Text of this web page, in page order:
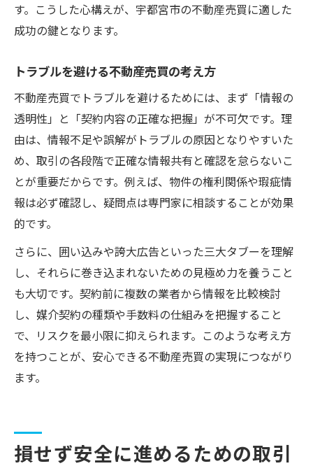
す。こうした心構えが、宇都宮市の不動産売買に適した
成功の鍵となります。
トラブルを避ける不動産売買の考え方
不動産売買でトラブルを避けるためには、まず「情報の
透明性」と「契約内容の正確な把握」が不可欠です。理
由は、情報不足や誤解がトラブルの原因となりやすいた
め、取引の各段階で正確な情報共有と確認を怠らないこ
とが重要だからです。例えば、物件の権利関係や瑕疵情
報は必ず確認し、疑問点は専門家に相談することが効果
的です。
さらに、囲い込みや誇大広告といった三大タブーを理解
し、それらに巻き込まれないための見極め力を養うこと
も大切です。契約前に複数の業者から情報を比較検討
し、媒介契約の種類や手数料の仕組みを把握すること
で、リスクを最小限に抑えられます。このような考え方
を持つことが、安心できる不動産売買の実現につながり
ます。
損せず安全に進めるための取引